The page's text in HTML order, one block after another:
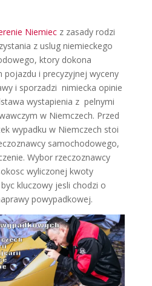
Niemiecz zasady rodzi
z uslug niemieckego
ktory dokona
pojazdu i precyzyjnej wyceny
i sporzadzi nimiecka opinie
wystapienia z pelnymi
w Niemczech. Przed
wypadku w Niemczech stoi
samochodowego,
Wybor rzeczoznawcy
wyliczonej kwoty
kluczowy jesli chodzi o
powypadkowej.